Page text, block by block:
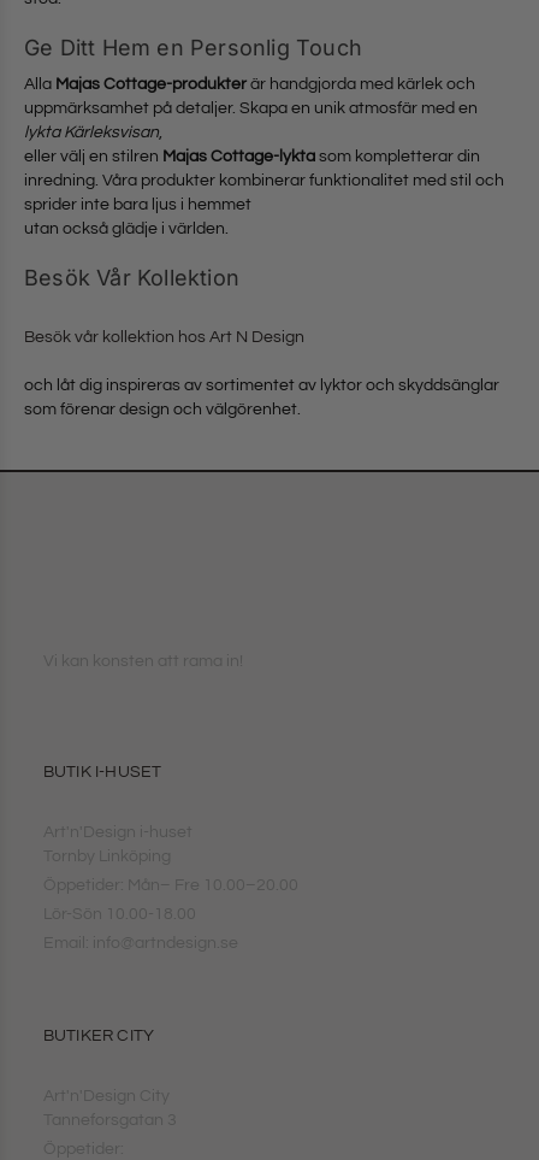
Ge Ditt Hem en Personlig Touch
Alla Majas Cottage-produkter är handgjorda med kärlek och
uppmärksamhet på detaljer. Skapa en unik atmosfär med en
lykta Kärleksvisan,
eller välj en stilren Majas Cottage-lykta som kompletterar din
inredning. Våra produkter kombinerar funktionalitet med stil och
sprider inte bara ljus i hemmet
utan också glädje i världen.
Besök Vår Kollektion
Besök vår kollektion hos Art N Design
och låt dig inspireras av sortimentet av lyktor och skyddsänglar
som förenar design och välgörenhet.
Vi kan konsten att rama in!
BUTIK I-HUSET
Art'n'Design i-huset
Tornby Linköping
Öppetider: Mån– Fre 10.00–20.00
Lör-Sön 10.00-18.00
Email: info@artndesign.se
BUTIKER CITY
Art'n'Design City
Tanneforsgatan 3
Öppetider: